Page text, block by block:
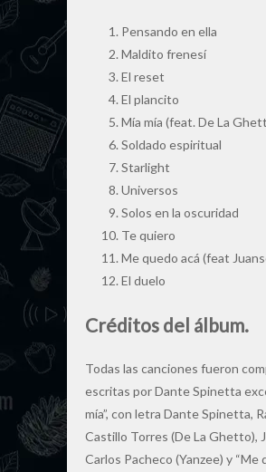
Pensando en ella
Maldito frenesí
El reset
El plancito
Mía mía (feat. De La
Soldado espiritual
Starlight
Universos
Solos en la oscuridad
Te quiero
Me quedo acá (feat
El duelo
Créditos del álbum.
Todas las canciones fueron
escritas por Dante Spinetta
mía”, con letra Dante Spinetta,
Castillo Torres (De La Ghetto),
Carlos Pacheco (Yanzee) y “Me